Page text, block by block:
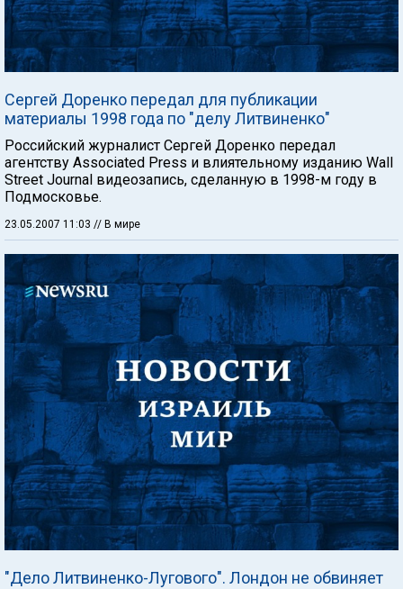
Сергей Доренко передал для публикации
материалы 1998 года по "делу Литвиненко"
Российский журналист Сергей Доренко передал
агентству Associated Press и влиятельному изданию Wall
Street Journal видеозапись, сделанную в 1998-м году в
Подмосковье.
23.05.2007 11:03 // В мире
"Дело Литвиненко-Лугового". Лондон не обвиняет